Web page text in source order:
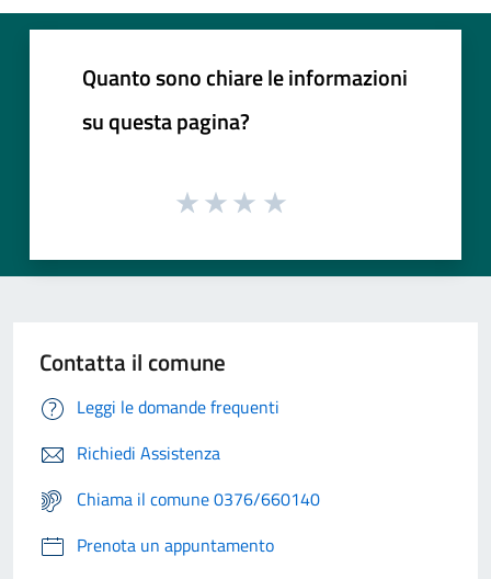
Quanto sono chiare le informazioni
su questa pagina?
Contatta il comune
Leggi le domande frequenti
Richiedi Assistenza
Chiama il comune 0376/660140
Prenota un appuntamento